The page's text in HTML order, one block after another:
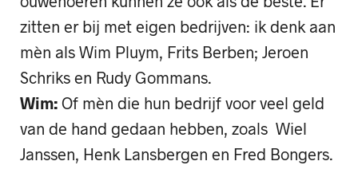
zitten er bij met eigen bedrijven: ik denk aan
mèn als Wim Pluym, Frits Berben; Jeroen
Schriks en Rudy Gommans.
Wim: Of mèn die hun bedrijf voor veel geld
van de hand gedaan hebben, zoals Wiel
Janssen, Henk Lansbergen en Fred Bongers.